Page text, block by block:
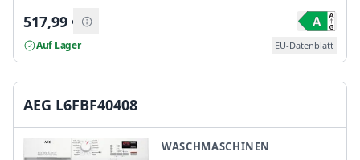
517,99 €
Auf Lager EU-Datenblatt
AEG L6FBF40408
WASCHMASCHINEN